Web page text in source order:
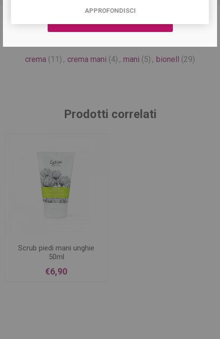
crema (11) , crema mani (4) , mani (5) , bionell (29)
Prodotti correlati
Scrub piedi mani unghie
50ml
€6,90
APPROFONDISCI